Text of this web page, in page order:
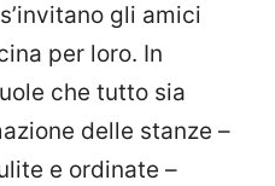
gli amici
per loro. In
che tutto sia
delle stanze –
e ordinate –